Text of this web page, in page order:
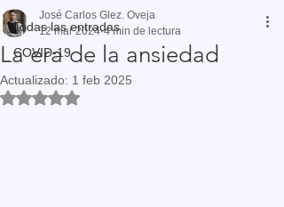
Todas las entradas
COVID-19
La era de la ansiedad
José Carlos Glez. Oveja
12 mar 2024 4 min de lectura
Actualizado: 1 feb 2025
Obtuvo NaN de 5 estrellas.